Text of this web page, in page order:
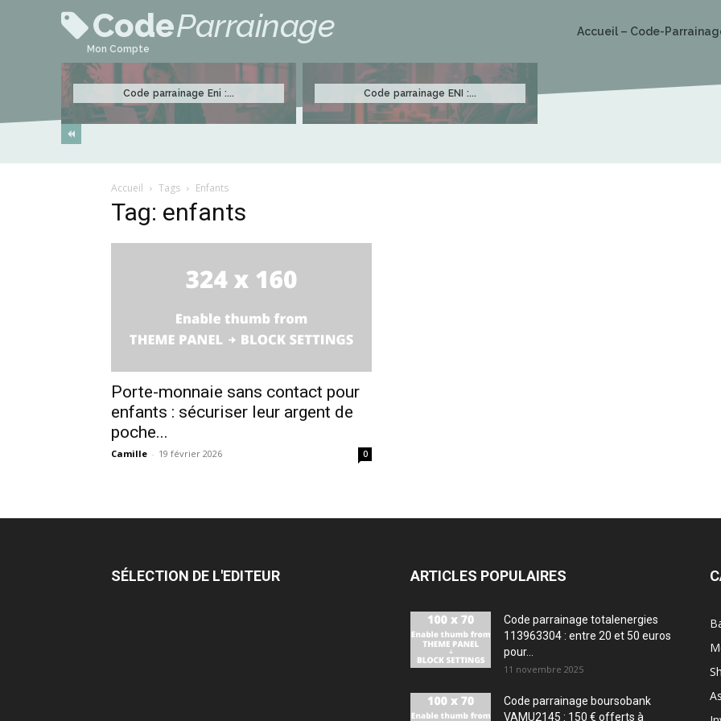
CodeParrainage
Mon Compte
Accueil – Code-
Code parrainage Eni :... Code parrainage ENI :...
Accueil Tags Enfants
Tag: enfants
Porte-monnaie sans contact pour
enfants : sécuriser leur argent de
poche...
Camille - 19 février 2026 0
SÉLECTION DE L'EDITEUR ARTICLES POPULAIRES
Code parrainage totalenergies
113963304 : entre 20 et 50 euros
pour...
11 novembre 2025
Code parrainage boursobank
VAMU2145 : 150 € offerts à